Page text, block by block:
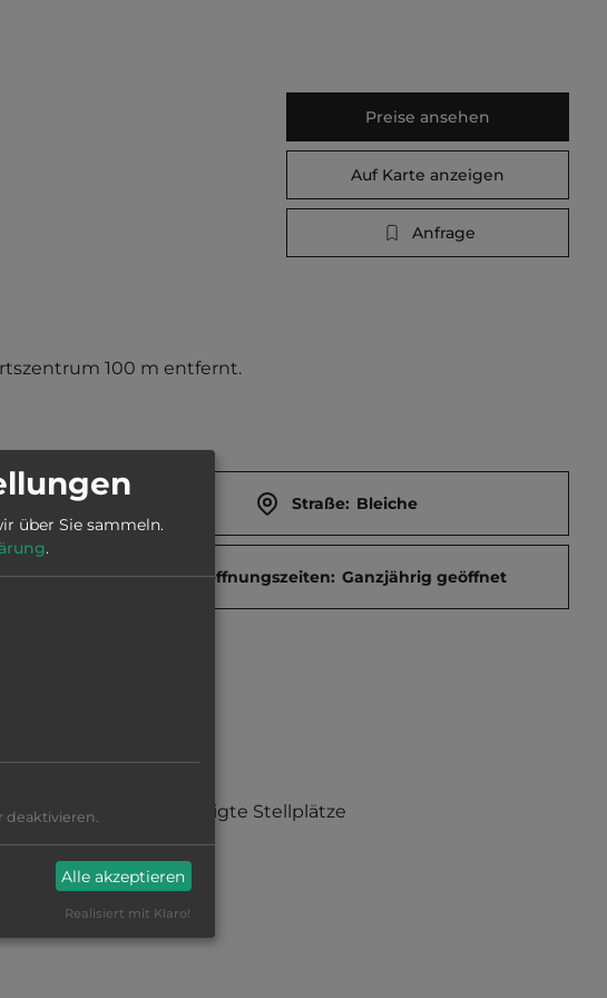
Preise ansehen
Auf Karte anzeigen
Anfrage
100 m entfernt.
Straße: Bleiche
Öffnungszeiten: Ganzjährig geöffnet
befestigte Stellplätze
über Sie sammeln.
.
deaktivieren.
Alle akzeptieren
Realisiert mit Klaro!